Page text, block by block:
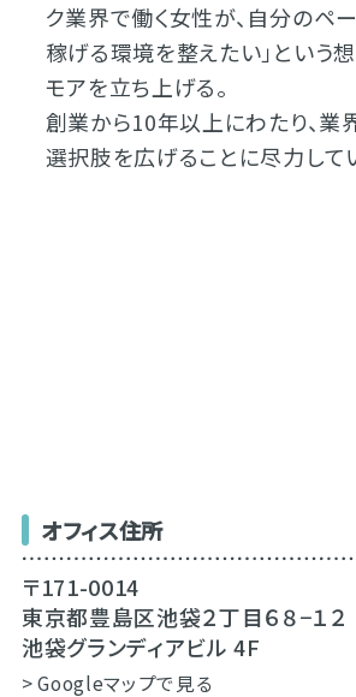
ク業界で働く女性が、自分のペ
稼げる環境を整えたい」という
モアを立ち上げる。
創業から10年以上にわたり、業
選択肢を広げることに尽力して
オフィス住所
〒171-0014
東京都豊島区池袋２丁目６８−１２
池袋グランディアビル 4F
> Googleマップで見る